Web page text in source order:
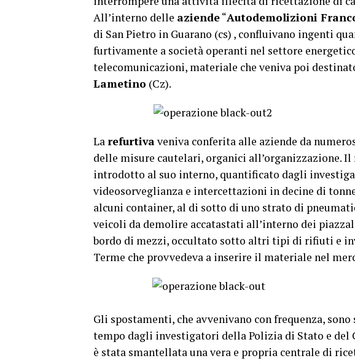
All’interno delle aziende“Autodemolizioni
di San Pietro in Guarano (cs) , confluivano ingenti
furtivamente a società operanti nel settore
telecomunicazioni, materiale che veniva poi
Lametino (Cz).
Larefurtivaveniva conferita alle aziende da
delle misure cautelari, organici all’organizzazione.
introdotto al suo interno, quantificato dagli
videosorveglianza e intercettazioni in decine di
alcuni container, al di sotto di uno strato di
veicoli da demolire accatastati all’interno dei
bordo di mezzi, occultato sotto altri tipi di rifiuti e
Terme che provvedeva a inserire il materiale nel
Gli spostamenti, che avvenivano con frequenza,
tempo dagli investigatori della Polizia di Stato e del
è stata smantellata una vera e propria centrale di